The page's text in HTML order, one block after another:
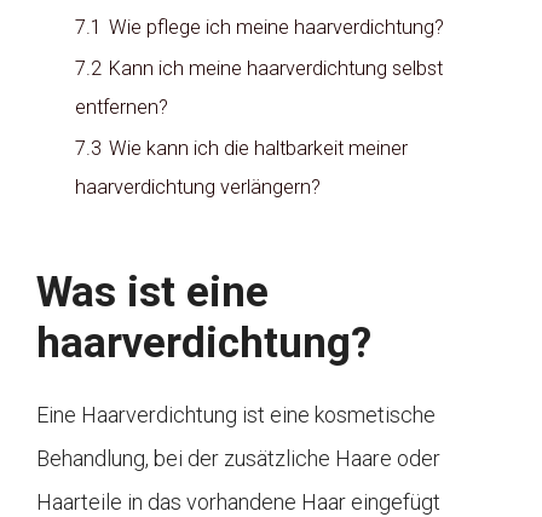
7.1 Wie pflege ich meine haarverdichtung?
7.2 Kann ich meine haarverdichtung selbst
entfernen?
7.3 Wie kann ich die haltbarkeit meiner
haarverdichtung verlängern?
Was ist eine
haarverdichtung?
Eine Haarverdichtung ist eine kosmetische
Behandlung, bei der zusätzliche Haare oder
Haarteile in das vorhandene Haar eingefügt